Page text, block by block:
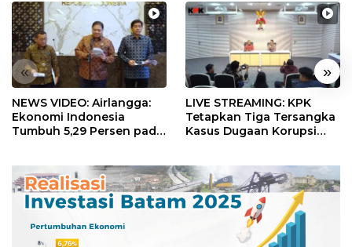
« »
NEWS VIDEO: Airlangga:
Ekonomi Indonesia
Tumbuh 5,29 Persen pada
LIVE STREAMING: KPK
Tetapkan Tiga Tersangka
Kasus Dugaan Korupsi